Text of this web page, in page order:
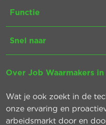
Functie
Snel naar
Over Job Waarmakers
Wat je ook zoekt in de
onze ervaring en
arbeidsmarkt door en